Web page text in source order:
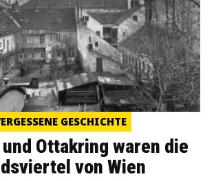
GESCHICHTE
Ottakring waren die
von Wien